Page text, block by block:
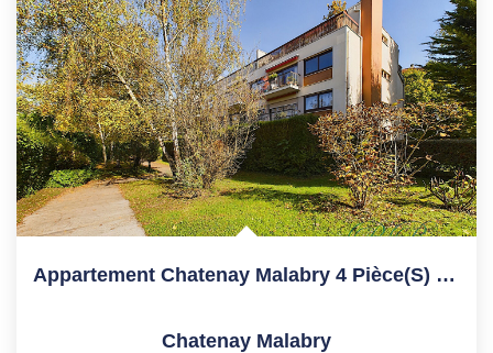
Appartement Chatenay Malabry 4 Pièce(s) 95.09 M2
Chatenay Malabry